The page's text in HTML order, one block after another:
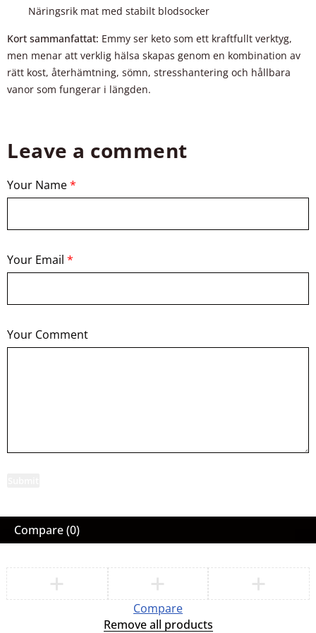
Näringsrik mat med stabilt blodsocker
Kort sammanfattat: Emmy ser keto som ett kraftfullt verktyg,
men menar att verklig hälsa skapas genom en kombination av
rätt kost, återhämtning, sömn, stresshantering och hållbara
vanor som fungerar i längden.
Leave a comment
Your Name*
Your Email *
Your Comment
Compare(0)
Compare
Remove all products